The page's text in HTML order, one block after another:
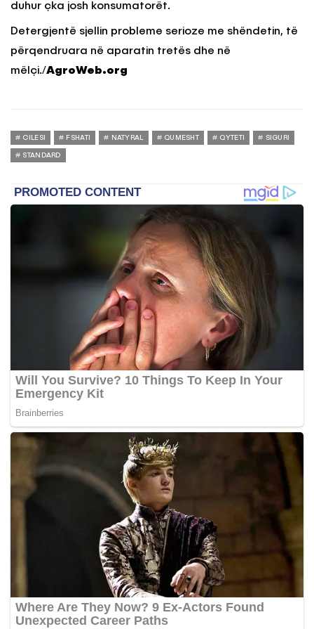
duhur çka josh konsumatorët.
Detergjentë sjellin probleme serioze me shëndetin, të
përqendruara në aparatin tretës dhe në
mëlçi./AgroWeb.org
CILESI FSHATI NATYRAL QUMESHT QYTETI SIGURI
STANDARD